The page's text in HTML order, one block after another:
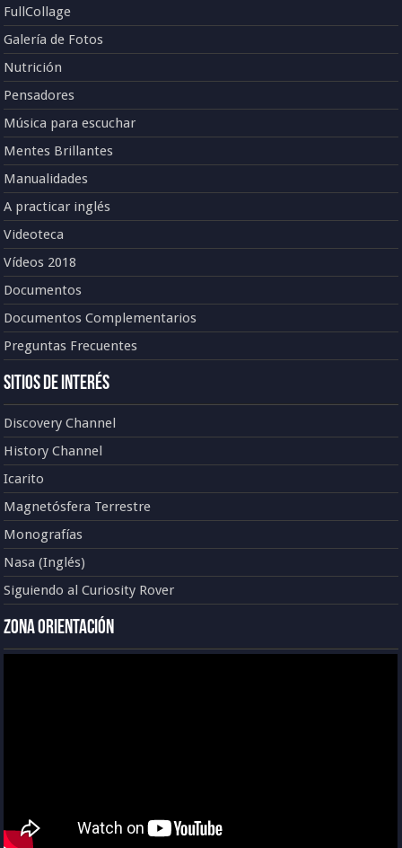
FullCollage
Galería de Fotos
Nutrición
Pensadores
Música para escuchar
Mentes Brillantes
Manualidades
A practicar inglés
Videoteca
Vídeos 2018
Documentos
Documentos Complementarios
Preguntas Frecuentes
Sitios de Interés
Discovery Channel
History Channel
Icarito
Magnetósfera Terrestre
Monografías
Nasa (Inglés)
Siguiendo al Curiosity Rover
Zona Orientación